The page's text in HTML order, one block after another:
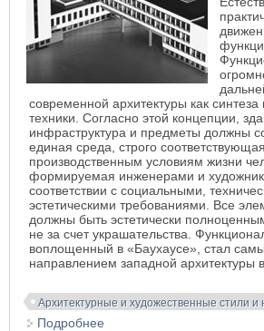
современной архитектуры как синтеза
техники. Согласно этой концепции,
инфраструктура и предметы должны
единая среда, строго
производственным условиям жизни
формируемая инженерами и
соответствии с социальными,
эстетическими требованиями. Все
должны быть эстетически
не за счет украшательства.
воплощенный в «Баухаусе» , стал
направлением западной архитектуры
Архитектурные и художественные стили и
Подробнее